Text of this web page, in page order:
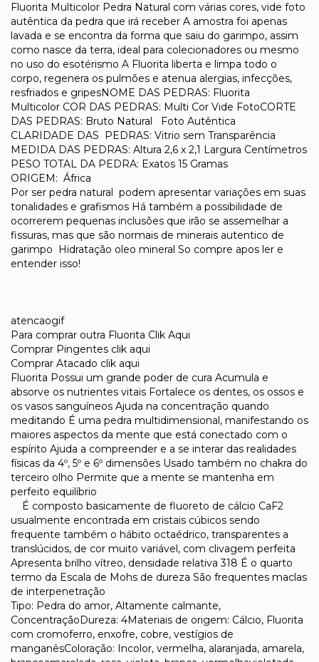
Fluorita Multicolor Pedra Natural com várias cores, vide foto
autêntica da pedra que irá receber A amostra foi apenas
lavada e se encontra da forma que saiu do garimpo, assim
como nasce da terra, ideal para colecionadores ou mesmo
no uso do esotérismo A Fluorita liberta e limpa todo o
corpo, regenera os pulmões e atenua alergias, infecções,
resfriados e gripesNOME DAS PEDRAS: Fluorita
Multicolor COR DAS PEDRAS: Multi Cor Vide FotoCORTE
DAS PEDRAS: Bruto Natural Foto Autêntica
CLARIDADE DAS PEDRAS: Vitrio sem Transparência
MEDIDA DAS PEDRAS: Altura 2,6 x 2,1 Largura Centímetros
PESO TOTAL DA PEDRA: Exatos 15 Gramas
ORIGEM: África
Por ser pedra natural podem apresentar variações em suas
tonalidades e grafismos Há também a possibilidade de
ocorrerem pequenas inclusões que irão se assemelhar a
fissuras, mas que são normais de minerais autentico de
garimpo Hidratação oleo mineral So compre apos ler e
entender isso!
atencaogif
Para comprar outra Fluorita Clik Aqui
Comprar Pingentes clik aqui
Comprar Atacado clik aqui
Fluorita Possui um grande poder de cura Acumula e
absorve os nutrientes vitais Fortalece os dentes, os ossos e
os vasos sanguíneos Ajuda na concentração quando
meditando É uma pedra multidimensional, manifestando os
maiores aspectos da mente que está conectado com o
espírito Ajuda a compreender e a se interar das realidades
físicas da 4º, 5º e 6º dimensões Usado também no chakra do
terceiro olho Permite que a mente se mantenha em
perfeito equilíbrio
É composto basicamente de fluoreto de cálcio CaF2
usualmente encontrada em cristais cúbicos sendo
frequente também o hábito octaédrico, transparentes a
translúcidos, de cor muito variável, com clivagem perfeita
Apresenta brilho vítreo, densidade relativa 318 É o quarto
termo da Escala de Mohs de dureza São frequentes maclas
de interpenetração
Tipo: Pedra do amor, Altamente calmante,
ConcentraçãoDureza: 4Materiais de origem: Cálcio, Fluorita
com cromoferro, enxofre, cobre, vestígios de
manganêsColoração: Incolor, vermelha, alaranjada, amarela,